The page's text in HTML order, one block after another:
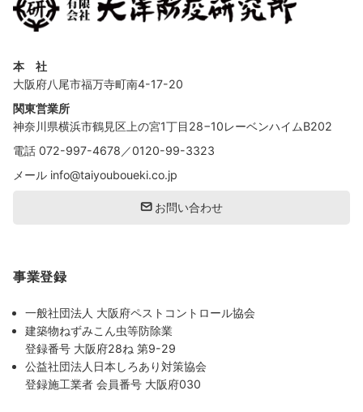
本 社
大阪府八尾市福万寺町南4-17-20
関東営業所
神奈川県横浜市鶴見区上の宮1丁目28−10レーベンハイムB202
電話 072-997-4678 ／0120-99-3323
メール info@taiyouboueki.co.jp
お問い合わせ
事業登録
一般社団法人 大阪府ペストコントロール協会
建築物ねずみこん虫等防除業
登録番号 大阪府28ね 第9-29
公益社団法人日本しろあり対策協会
登録施工業者 会員番号 大阪府030